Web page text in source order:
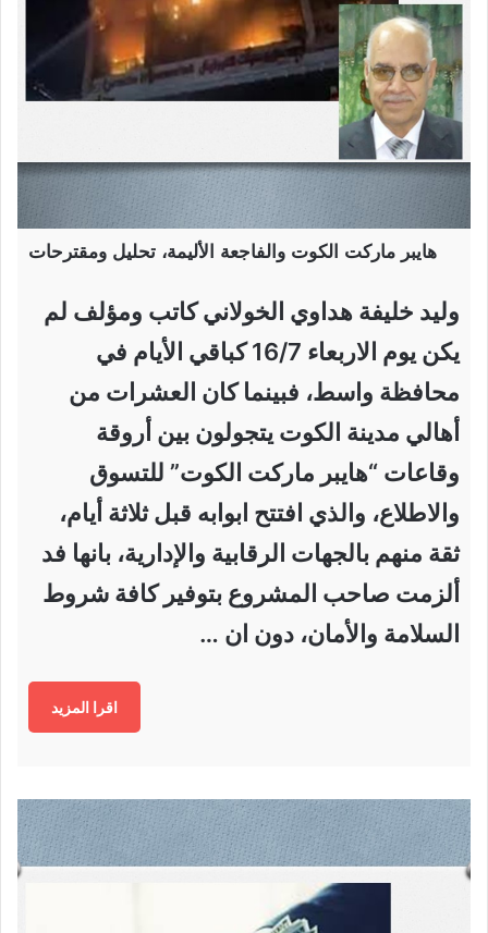
هايبر ماركت الكوت والفاجعة الأليمة، تحليل ومقترحات
وليد خليفة هداوي الخولاني كاتب ومؤلف لم
يكن يوم الاربعاء 16/7 كباقي الأيام في
محافظة واسط، فبينما كان العشرات من
أهالي مدينة الكوت يتجولون بين أروقة
وقاعات “هايبر ماركت الكوت” للتسوق
والاطلاع، والذي افتتح ابوابه قبل ثلاثة أيام،
ثقة منهم بالجهات الرقابية والإدارية، بانها فد
ألزمت صاحب المشروع بتوفير كافة شروط
السلامة والأمان، دون ان …
اقرا المزيد